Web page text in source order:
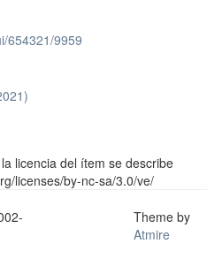
654321/9959
licencia del ítem se describe
licenses/by-nc-sa/3.0/ve/
Theme by
Atmire